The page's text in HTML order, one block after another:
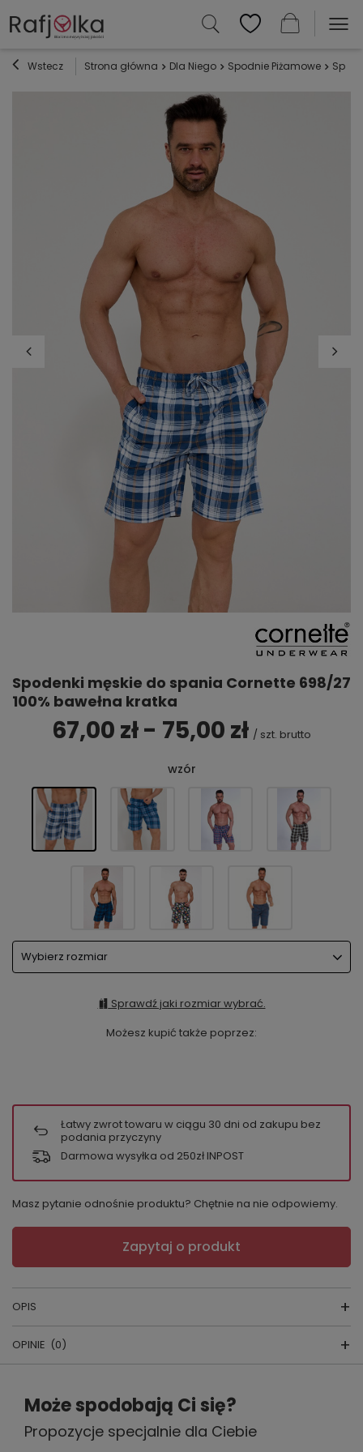
Wstecz Strona główna Dla Niego Spodnie Piżamowe
Spodenki męskie do spania Cornette 698/27
100% bawełna kratka
67,00 zł - 75,00 zł / szt. brutto
wzór
Wybierz rozmiar
Sprawdź jaki rozmiar wybrać.
Możesz kupić także poprzez:
Łatwy zwrot towaru w ciągu 30 dni od zakupu bez
podania przyczyny
Darmowa wysyłka od 250zł INPOST
Masz pytanie odnośnie produktu? Chętnie na nie odpowiemy.
Zapytaj o produkt
OPIS
SPODNIE PIŻAMOWE
y: 100 % bawełna
producent: Cornette
OPINIE (0)
Napisz swoją opinię
Twoja ocena:
Może spodobają Ci się?
Propozycje specjalnie dla Ciebie